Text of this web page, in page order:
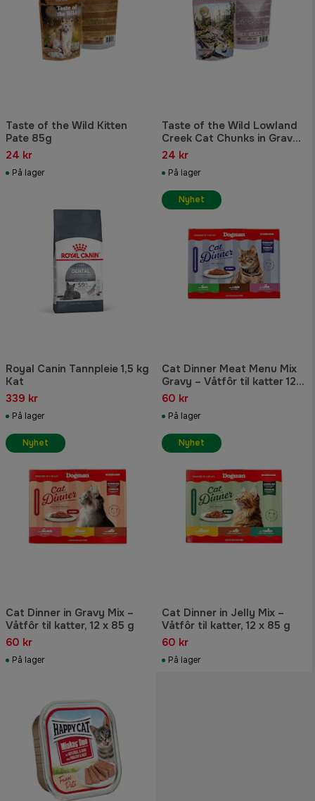
Taste of the Wild Kitten
Pate 85g
24 kr
På lager
Taste of the Wild Lowland
Creek Cat Chunks in Gravy
Pouch 85g
24 kr
På lager
Royal Canin Tannpleie 1,5 kg
Kat
339 kr
På lager
Cat Dinner Meat Menu Mix
Gravy – Våtfôr til katter 12 x
85 g
60 kr
På lager
Nyhet
Cat Dinner in Gravy Mix –
Våtfôr til katter, 12 x 85 g
60 kr
På lager
Nyhet
Cat Dinner in Jelly Mix –
Våtfôr til katter, 12 x 85 g
60 kr
På lager
Nyhet